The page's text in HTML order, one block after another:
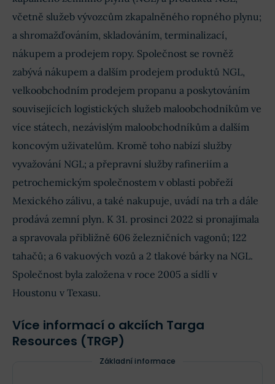
včetně služeb vývozcům zkapalněného ropného plynu;
a shromažďováním, skladováním, terminalizací,
nákupem a prodejem ropy. Společnost se rovněž
zabývá nákupem a dalším prodejem produktů NGL,
velkoobchodním prodejem propanu a poskytováním
souvisejících logistických služeb maloobchodníkům ve
více státech, nezávislým maloobchodníkům a dalším
koncovým uživatelům. Kromě toho nabízí služby
vyvažování NGL; a přepravní služby rafineriím a
petrochemickým společnostem v oblasti pobřeží
Mexického zálivu, a také nakupuje, uvádí na trh a dále
prodává zemní plyn. K 31. prosinci 2022 si pronajímala
a spravovala přibližně 606 železničních vagonů; 122
tahačů; a 6 vakuových vozů a 2 tlakové bárky na NGL.
Společnost byla založena v roce 2005 a sídlí v
Houstonu v Texasu.
Více informací o akciích Targa
Resources (TRGP)
Základní informace